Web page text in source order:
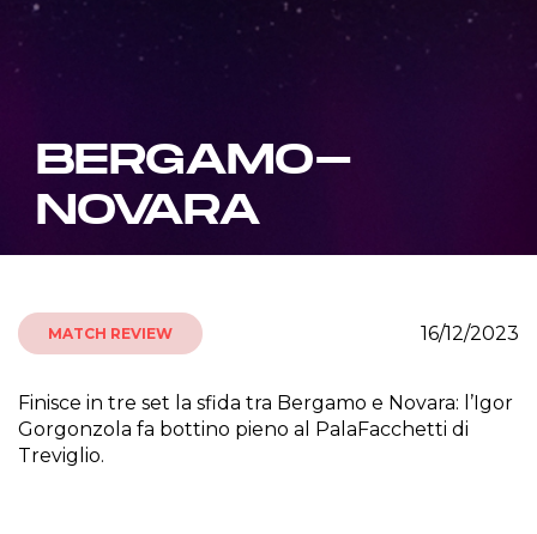
BERGAMO-
NOVARA
MATCH REVIEW 16/12/2023
Finisce in tre set la sfida tra Bergamo e Novara: l’Igor
Gorgonzola fa bottino pieno al PalaFacchetti di
Treviglio.